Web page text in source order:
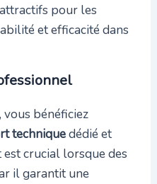
pour les
et efficacité dans
bénéficiez
techniquedédié et
crucial lorsque des
il garantit une